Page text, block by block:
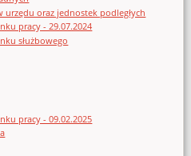
oraz jednostek podległych
pracy - 29.07.2024
służbowego
pracy - 09.02.2025